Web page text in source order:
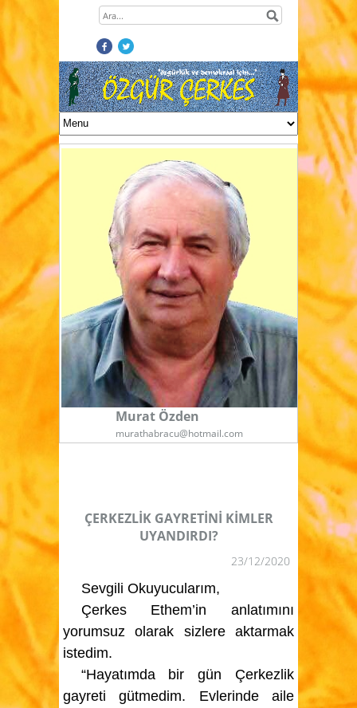
Murat Özden
murathabracu@hotmail.com
ÇERKEZLİK GAYRETİNİ KİMLER
UYANDIRDI?
23/12/2020
Sevgili Okuyucularım,
Çerkes Ethem’in anlatımını
yorumsuz olarak sizlere aktarmak
istedim.
“Hayatımda bir gün Çerkezlik
gayreti gütmedim. Evlerinde aile